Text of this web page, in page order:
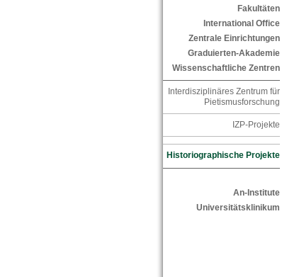
Fakultäten
International Office
Zentrale Einrichtungen
Graduierten-Akademie
Wissenschaftliche Zentren
Interdisziplinäres Zentrum für
Pietismusforschung
IZP-Projekte
Historiographische Projekte
An-Institute
Universitätsklinikum